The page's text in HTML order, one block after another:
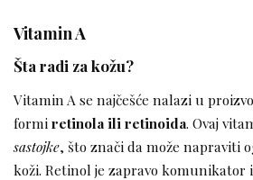
Vitamin A
Šta radi za kožu?
Vitamin A se najčešće nalazi u
formiretinola ili retinoida. Ovaj
sastojke, što znači da može napraviti
koži. Retinol je zapravo komunikator